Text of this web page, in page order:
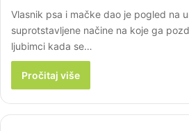
Vlasnik psa i mačke dao je pogled na
suprotstavljene načine na koje ga
ljubimci kada se…
Pročitaj više